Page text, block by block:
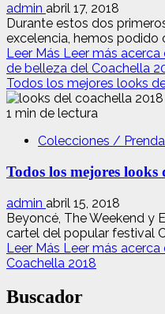
admin abril 17, 2018
Durante estos dos
excelencia, hemos podido
Leer Más Leer más
de belleza del Coachella
Todos los mejores looks
1 min de lectura
Colecciones /
Todos los mejores looks
admin abril 15, 2018
Beyoncé, The Weekend y
cartel del popular festival
Leer Más Leer más
Coachella 2018
Buscador